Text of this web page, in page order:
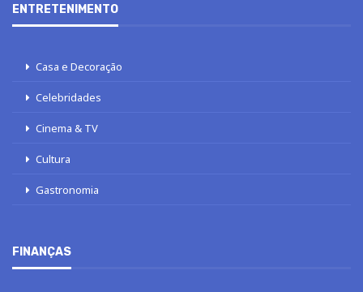
ENTRETENIMENTO
Casa e Decoração
Celebridades
Cinema & TV
Cultura
Gastronomia
FINANÇAS